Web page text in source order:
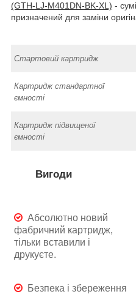
(GTH-LJ-M401DN-BK-XL) -
призначений для заміни
Стартовий картридж
Картридж стандартної
ємності
Картридж підвищеної
ємності
Вигоди
Абсолютно новий
фабричний картридж,
тільки вставили і
друкуєте.
Безпека і збереження